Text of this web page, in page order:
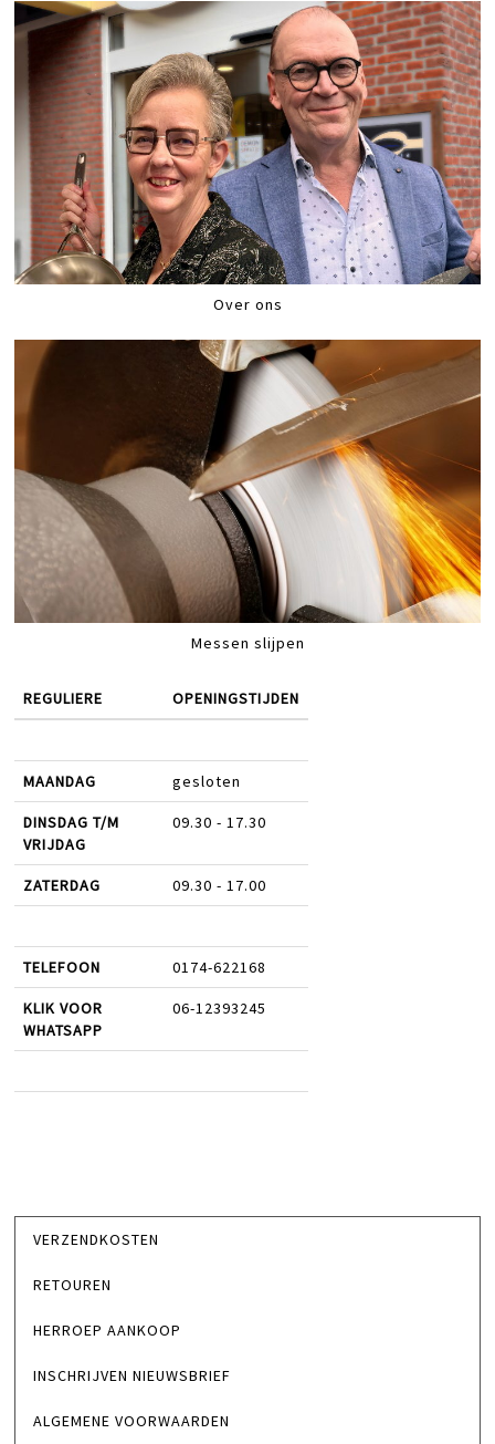
Over ons
Messen slijpen
REGULIERE OPENINGSTIJDEN
MAANDAG gesloten
DINSDAG T/M
VRIJDAG
09.30 - 17.30
ZATERDAG 09.30 - 17.00
TELEFOON 0174-622168
KLIK VOOR
WHATSAPP
06-12393245
VERZENDKOSTEN
RETOUREN
HERROEP AANKOOP
INSCHRIJVEN NIEUWSBRIEF
ALGEMENE VOORWAARDEN